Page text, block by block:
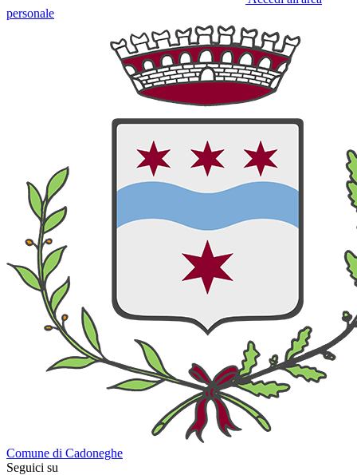
personale
Comune di Cadoneghe
Seguici su